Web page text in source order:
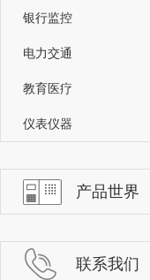
银行监控
电力交通
教育医疗
仪表仪器
产品世界
联系我们